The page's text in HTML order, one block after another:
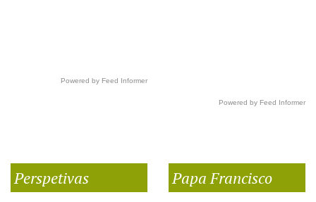
Powered by Feed Informer
Powered by Feed Informer
Perspetivas Papa Francisco